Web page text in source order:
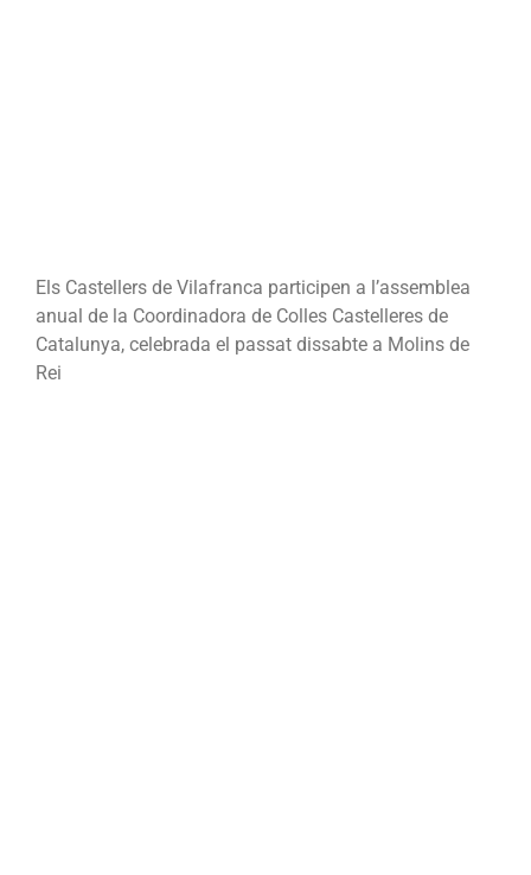
Els Castellers de Vilafranca participen a l’assemblea
anual de la Coordinadora de Colles Castelleres de
Catalunya, celebrada el passat dissabte a Molins de
Rei